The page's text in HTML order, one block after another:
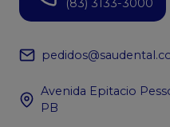
(83) 3133-3000
Avenida Epitacio
PB